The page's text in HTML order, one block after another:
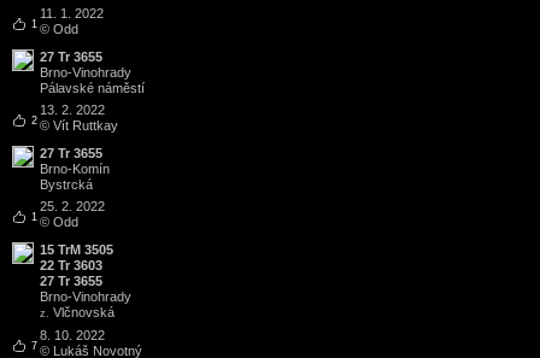
1
11. 1. 2022
© Odd
2
27 Tr 3655
Brno-Vinohrady
Pálavské náměstí
13. 2. 2022
© Vít Ruttkay
1
27 Tr 3655
Brno-Komín
Bystrcká
25. 2. 2022
© Odd
7
15 TrM 3505
22 Tr 3603
27 Tr 3655
Brno-Vinohrady
z. Vlčnovská
8. 10. 2022
© Lukáš Novotný